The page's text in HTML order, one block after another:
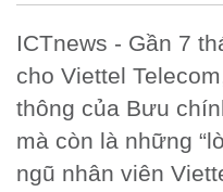
ICTnews - Gần 7
cho Viettel
thông của Bưu
mà còn là những
ngũ nhân viên